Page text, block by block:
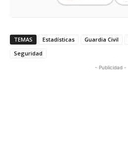
TEMAS Estadísticas Guardia Civil
Seguridad
- Publicidad -